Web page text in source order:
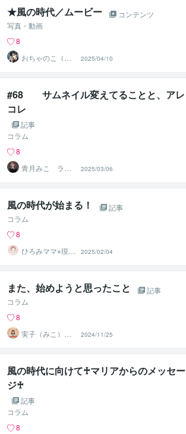
★風の時代／ムービー
コンテンツ
写真・動画
8
おちゃのこ（御
茶乃子祭々）
2025/04/10
#68 サムネイル変えてることと、アレ
コレ
記事
コラム
8
青月みこ ライ
フクリエイター
2025/03/06
風の時代が始まる！
記事
コラム
8
ひろみママ⭐︎現役
保育士がお話聴
きます。
2025/02/04
また、始めようと思ったこと
記事
コラム
8
実子（みこ）✨
未来好転セラピ
ーカフェ
2024/11/25
風の時代に向けて♰マリアからのメッセー
ジ♰
記事
コラム
8